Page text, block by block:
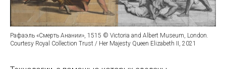
Рафаэль «Смерть Анании», 1515 © Victoria and Albert Museum, London.
Courtesy Royal Collection Trust / Her Majesty Queen Elizabeth II, 2021